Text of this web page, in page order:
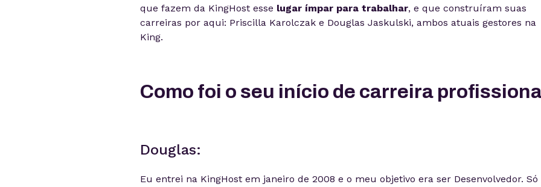
que fazem da KingHost esse lugar ímpar para trabalhar, e que construíram suas
carreiras por aqui: Priscilla Karolczak e Douglas Jaskulski, ambos atuais gestores na
King.
Como foi o seu início de carreira
Douglas:
Eu entrei na KingHost em janeiro de 2008 e o meu objetivo era ser Desenvolvedor. Só